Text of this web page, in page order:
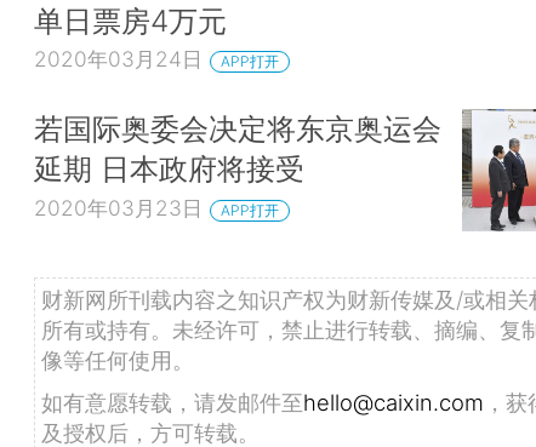
单日票房4万元
2020年03月24日 APP打开
若国际奥委会决定将东京奥运会
延期 日本政府将接受
2020年03月23日 APP打开
财新网所刊载内容之知识产权为财新传媒及/或相关
所有或持有。未经许可，禁止进行转载、摘编、复
像等任何使用。
如有意愿转载，请发邮件至hello@caixin.com ，
及授权后，方可转载。